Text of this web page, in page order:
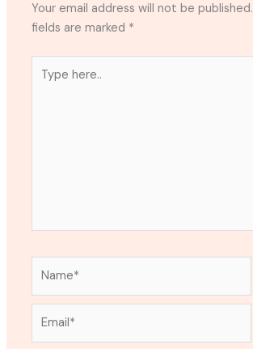
Your email address will not be published.
fields are marked *
here..